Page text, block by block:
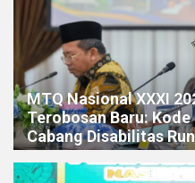
MTQ Nasional XXXI
Terobosan Baru:
Cabang Disabilitas